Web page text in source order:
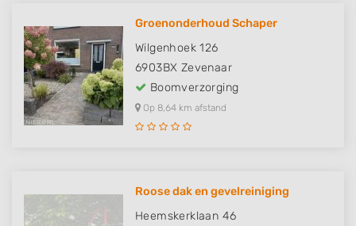
Groenonderhoud Schaper
Wilgenhoek 126
6903BX Zevenaar
Boomverzorging
Op 8,64 km afstand
Roose dak en gevelreiniging
Heemskerklaan 46